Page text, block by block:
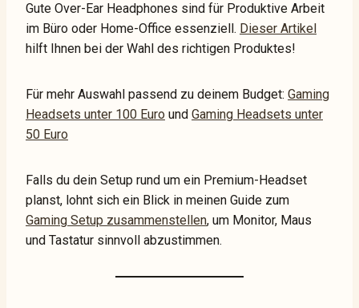
Gute Over-Ear Headphones sind für Produktive Arbeit
im Büro oder Home-Office essenziell. Dieser Artikel
hilft Ihnen bei der Wahl des richtigen Produktes!
Für mehr Auswahl passend zu deinem Budget: Gaming
Headsets unter 100 Euro und Gaming Headsets unter
50 Euro
Falls du dein Setup rund um ein Premium-Headset
planst, lohnt sich ein Blick in meinen Guide zum
Gaming Setup zusammenstellen, um Monitor, Maus
und Tastatur sinnvoll abzustimmen.